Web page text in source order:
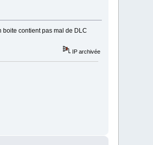
contient pas mal de DLC
IP archivée